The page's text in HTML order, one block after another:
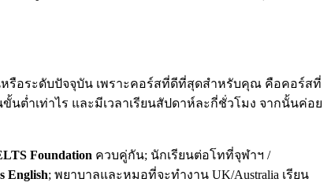
รือระดับปัจจุบัน เพราะคอร์สที่ดีที่สุดสำหรับคุณ คือคอร์สที่
ต่ำเท่าไร และมีเวลาเรียนสัปดาห์ละกี่ชั่วโมง จากนั้นค่อย
Foundation ควบคู่กัน; นักเรียนต่อโทที่จุฬาฯ /
English; พยาบาลและหมอที่จะทำงาน UK/Australia เรียน